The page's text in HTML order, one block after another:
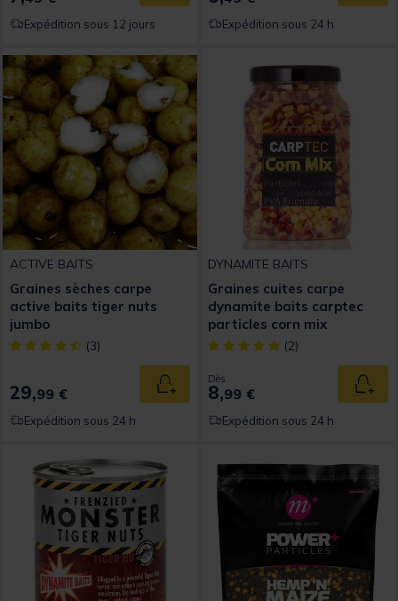
Expédition sous 12 jours Expédition sous 24 h
ACTIVE BAITS
Graines sèches carpe
active baits tiger nuts
jumbo
[object Object] out of 5 Customer Rating
(3)
29,99 € Ajouter au panier
Expédition sous 24 h
DYNAMITE BAITS
Graines cuites carpe
dynamite baits carptec
particles corn mix
[object Object] out of 5
(2)
Dès
8,99 €
Expédition sous 24 h